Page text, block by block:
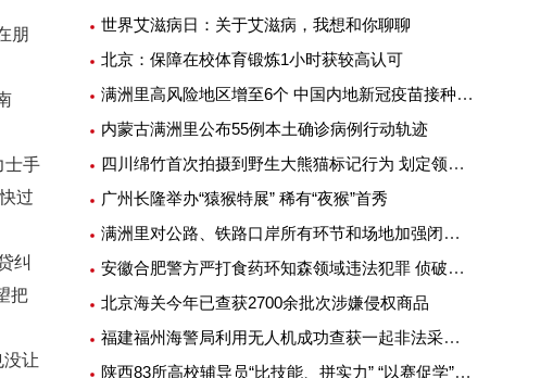
朋
士手
过
纠
把
没让
世界艾滋病日：关于艾滋病，我想和你聊聊
北京：保障在校体育锻炼1小时获较高认可
满洲里高风险地区增至6个 中国内地新冠疫苗接种超25亿剂次
内蒙古满洲里公布55例本土确诊病例行动轨迹
四川绵竹首次拍摄到野生大熊猫标记行为 划定领地或吸引异性
广州长隆举办“猿猴特展” 稀有“夜猴”首秀
满洲里对公路、铁路口岸所有环节和场地加强闭环管理
安徽合肥警方严打食药环知森领域违法犯罪 侦破重特大案件14起
北京海关今年已查获2700余批次涉嫌侵权商品
福建福州海警局利用无人机成功查获一起非法采矿案
陕西83所高校辅导员“比技能、拼实力” “以赛促学”提升专业素质